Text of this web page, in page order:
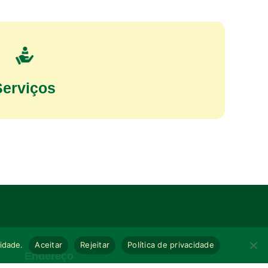
Endereço
Aceitar Rejeitar Política de privacidade